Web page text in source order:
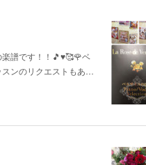
譜です！！🎵♥️🥰🌹ベ
スンのリクエストもあ…